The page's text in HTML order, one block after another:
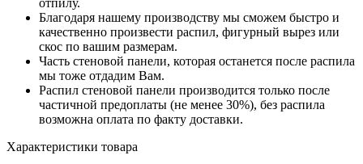
отпилу.
Благодаря нашему производству мы сможем быстро и
качественно произвести распил, фигурный вырез или
скос по вашим размерам.
Часть стеновой панели, которая останется после распила
мы тоже отдадим Вам.
Распил стеновой панели производится только после
частичной предоплаты (не менее 30%), без распила
возможна оплата по факту доставки.
Характеристики товара